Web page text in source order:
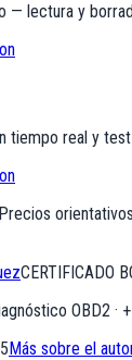
— lectura y
tiempo real y
orientativos
CERTIFICADO
OBD2 · +
Más sobre el